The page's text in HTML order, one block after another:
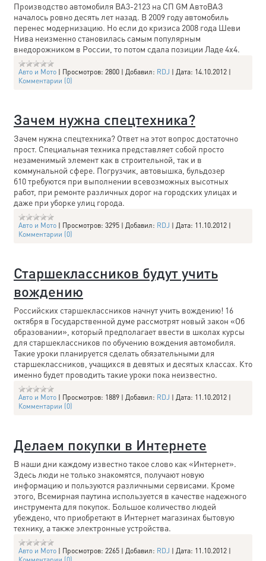
Производство автомобиля BA3-2123 на СП GM АвтоВАЗ
началось ровно десять лет назад. В 2009 году автомобиль
перенес модернизацию. Но если до кризиса 2008 года Шеви
Нива неизменно становилась самым популярным
внедорожником в России, то потом сдала позиции Ладе 4x4.
Авто и Мото | Просмотров: 2800 | Добавил: RDJ | Дата: 14.10.2012 |
Комментарии (0)
Зачем нужна спецтехника?
Зачем нужна спецтехника? Ответ на этот вопрос достаточно
прост. Специальная техника представляет собой просто
незаменимый элемент как в строительной, так и в
коммунальной сфере. Погрузчик, автовышка, бульдозер
б10 требуются при выполнении всевозможных высотных
работ, при ремонте различных дорог на городских улицах и
даже при уборке улиц города.
Авто и Мото | Просмотров: 3295 | Добавил: RDJ | Дата: 11.10.2012 |
Комментарии (0)
Старшеклассников будут учить
вождению
Российских старшеклассников начнут учить вождению! 16
октября в Государственной думе рассмотрят новый закон «Об
образовании», который предполагает ввести в школах курсы
для старшеклассников по обучению вождения автомобиля.
Такие уроки планируется сделать обязательными для
старшеклассников, учащихся в девятых и десятых классах. Кто
именно будет проводить такие уроки пока неизвестно.
Авто и Мото | Просмотров: 1889 | Добавил: RDJ | Дата: 11.10.2012 |
Комментарии (0)
Делаем покупки в Интернете
В наши дни каждому известно такое слово как «Интернет».
Здесь люди не только знакомятся, получают новую
информацию и пользуются различными сервисами. Кроме
этого, Всемирная паутина используется в качестве надежного
инструмента для покупок. Большое количество людей
убеждено, что приобретают в Интернет магазинах бытовую
технику, а также электронные устройства.
Авто и Мото | Просмотров: 2265 | Добавил: RDJ | Дата: 11.10.2012 |